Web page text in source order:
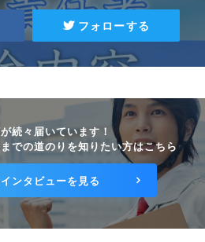
不合格…落ちた方にこそお
法！
任者の合格発表は12月下
法も確認しよう
講習会とは？受講すると
フォローする
続々届いています！
での道のりを知りたい方はこちら
ンタビューを見る